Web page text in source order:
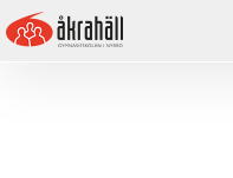
Hoppa
till